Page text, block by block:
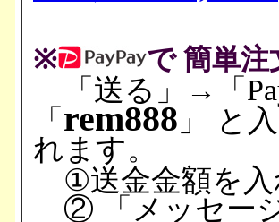
※ で 簡単注
「送る」→「
「rem888 」 と
れます。
①送金金額を入
② 「メッセー